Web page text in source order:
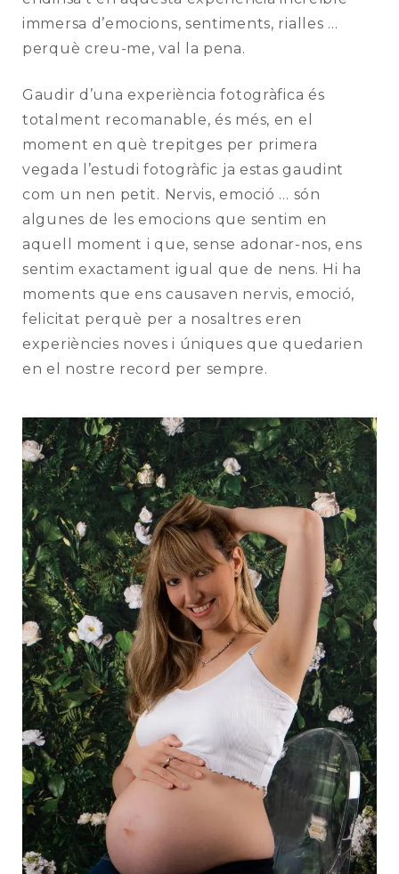
immersa d’emocions, sentiments, rialles …
perquè creu-me, val la pena.
Gaudir d’una experiència fotogràfica és
totalment recomanable, és més, en el
moment en què trepitges per primera
vegada l’estudi fotogràfic ja estas gaudint
com un nen petit. Nervis, emoció … són
algunes de les emocions que sentim en
aquell moment i que, sense adonar-nos, ens
sentim exactament igual que de nens. Hi ha
moments que ens causaven nervis, emoció,
felicitat perquè per a nosaltres eren
experiències noves i úniques que quedarien
en el nostre record per sempre.